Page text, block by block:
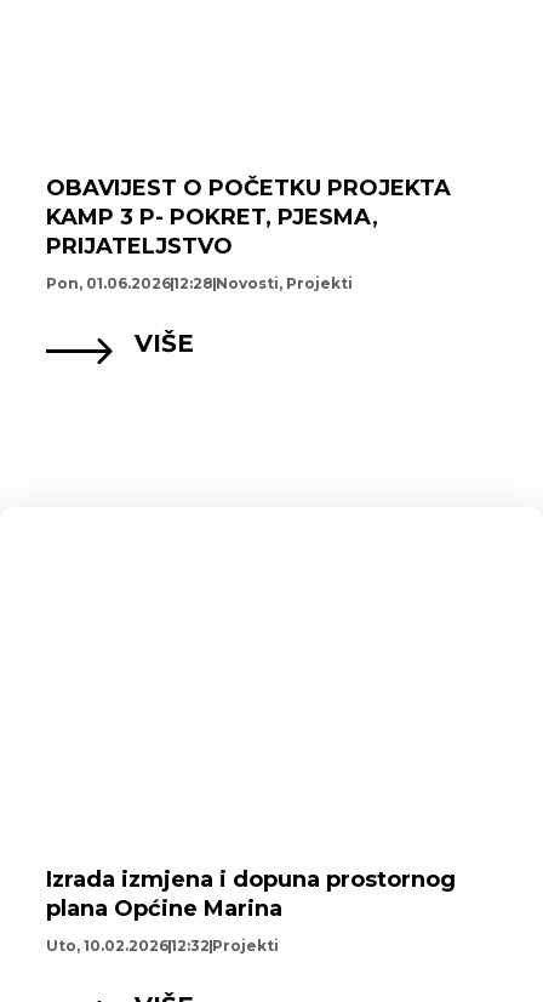
OBAVIJEST O POČETKU PROJEKTA
KAMP 3 P- POKRET, PJESMA,
PRIJATELJSTVO
Pon, 01.06.202612:28 Novosti, Projekti
VIŠE
Izrada izmjena i dopuna prostornog
plana Općine Marina
Uto, 10.02.202612:32 Projekti